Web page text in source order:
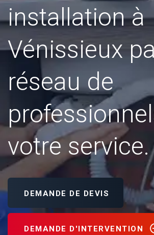
installation à
Vénissieux
réseau de
votre service.
DEMANDE DE DEVIS
DEMANDE D'INTERVENTION